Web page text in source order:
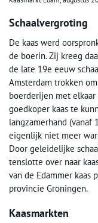
Schaalvergroting
De kaas werd
de boerin. Zij kreeg
de late 19e eeuw
Amsterdam trokken
boerderijen met
goedkoper kaas te
langzamerhand (vanaf
eigenlijk niet meer
Door geleidelijke
tenslotte over naar
van de Edammer kaas
provincie Groningen.
Kaasmarkten